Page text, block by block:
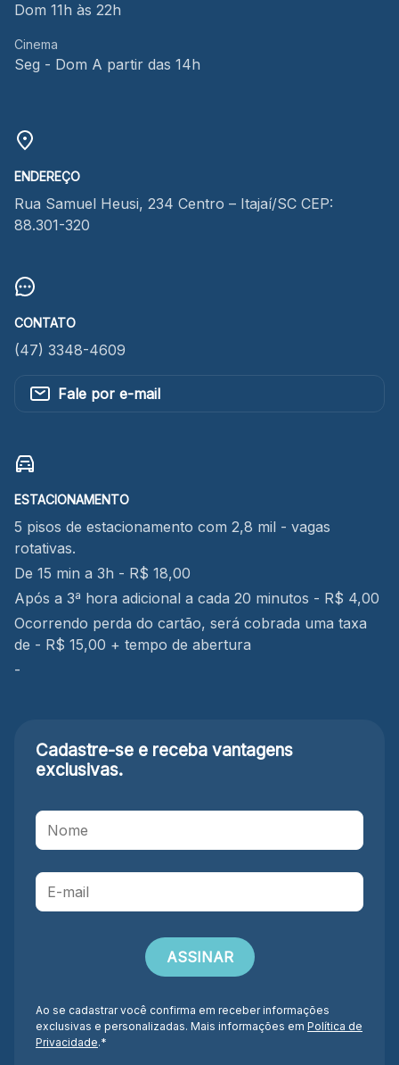
Dom 11h às 22h
Cinema
Seg - Dom A partir das 14h
ENDEREÇO
Rua Samuel Heusi, 234 Centro – Itajaí/SC CEP:
88.301-320
CONTATO
(47) 3348-4609
Fale por e-mail
ESTACIONAMENTO
5 pisos de estacionamento com 2,8 mil - vagas
rotativas.
De 15 min a 3h - R$ 18,00
Após a 3ª hora adicional a cada 20 minutos - R$ 4,00
Ocorrendo perda do cartão, será cobrada uma taxa
de - R$ 15,00 + tempo de abertura
-
Cadastre-se e receba vantagens
exclusivas.
Ao se cadastrar você confirma em receber informações
exclusivas e personalizadas. Mais informações em Política de
Privacidade.*